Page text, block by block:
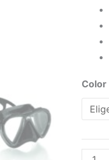
Color